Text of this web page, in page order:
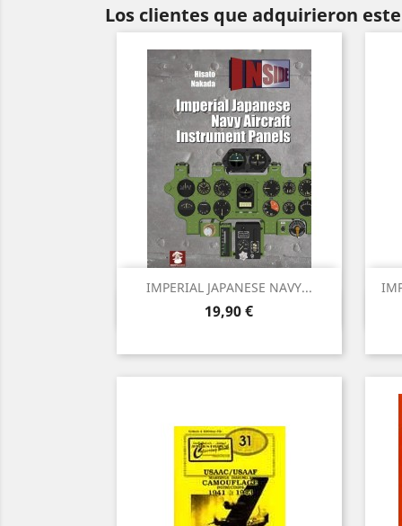
Los clientes que adquirieron
IMPERIAL JAPANESE NAVY...
Precio
19,90 €
Vista rápida